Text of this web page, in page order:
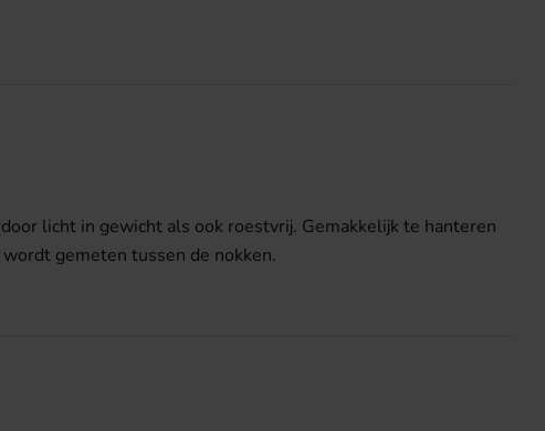
licht in gewicht als ook roestvrij. Gemakkelijk te hanteren
gemeten tussen de nokken.